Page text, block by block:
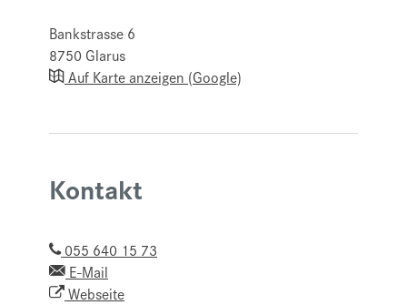
Bankstrasse 6
8750 Glarus
Auf Karte anzeigen (Google)
Kontakt
055 640 15 73
E-Mail
Webseite